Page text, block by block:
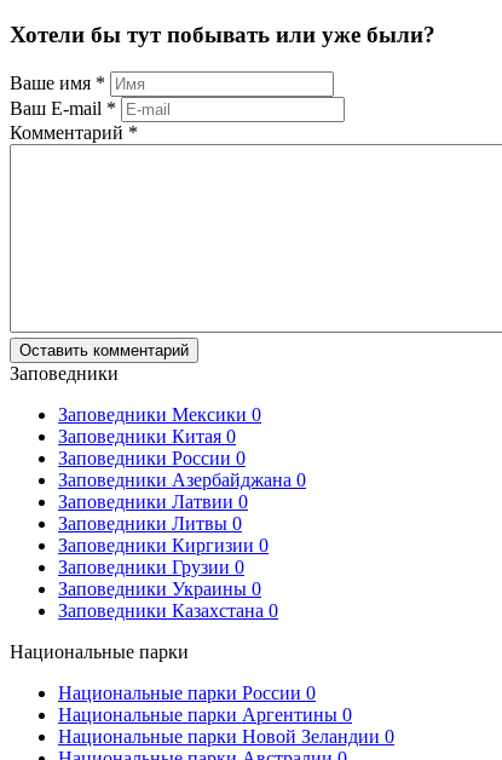
Хотели бы тут побывать или уже были?
Ваше имя *
Ваш E-mail *
Комментарий *
Заповедники
Заповедники Мексики 0
Заповедники Китая 0
Заповедники России 0
Заповедники Азербайджана 0
Заповедники Латвии 0
Заповедники Литвы 0
Заповедники Киргизии 0
Заповедники Грузии 0
Заповедники Украины 0
Заповедники Казахстана 0
Национальные парки
Национальные парки России 0
Национальные парки Аргентины 0
Национальные парки Новой Зеландии 0